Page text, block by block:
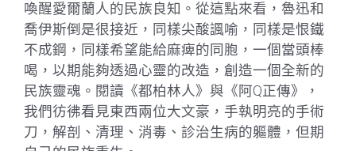
喚醒愛爾蘭人的民族良知。從這點來看，魯迅和
喬伊斯倒是很接近，同樣尖酸諷喻，同樣是恨鐵
不成鋼，同樣希望能給麻痺的同胞，一個當頭棒
喝，以期能夠透過心靈的改造，創造一個全新的
民族靈魂。閱讀《都柏林人》與《阿Q正傳》，
我們彷彿看見東西兩位大文豪，手執明亮的手術
刀，解剖、清理、消毒、診治生病的軀體，但期